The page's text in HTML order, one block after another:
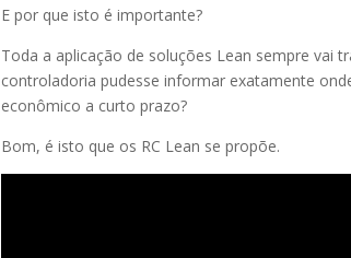
E por que isto é importante?
Toda a aplicação de soluções Lean sempre vai
controladoria pudesse informar exatamente
econômico a curto prazo?
Bom, é isto que os RC Lean se propõe.